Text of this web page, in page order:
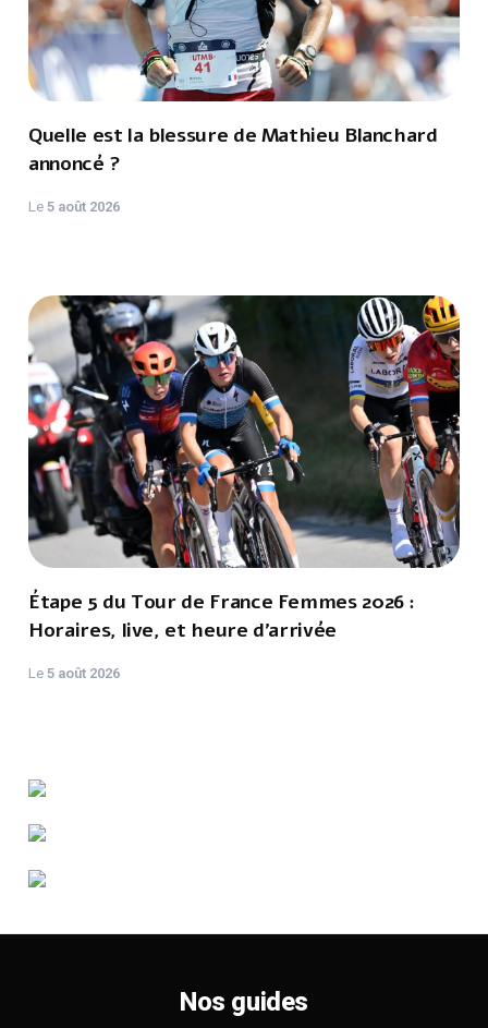
Quelle est la blessure de Mathieu Blanchard
annoncé ?
Le5 août 2026
Étape 5 du Tour de France Femmes 2026 :
Horaires, live, et heure d'arrivée
Le5 août 2026
Nos guides